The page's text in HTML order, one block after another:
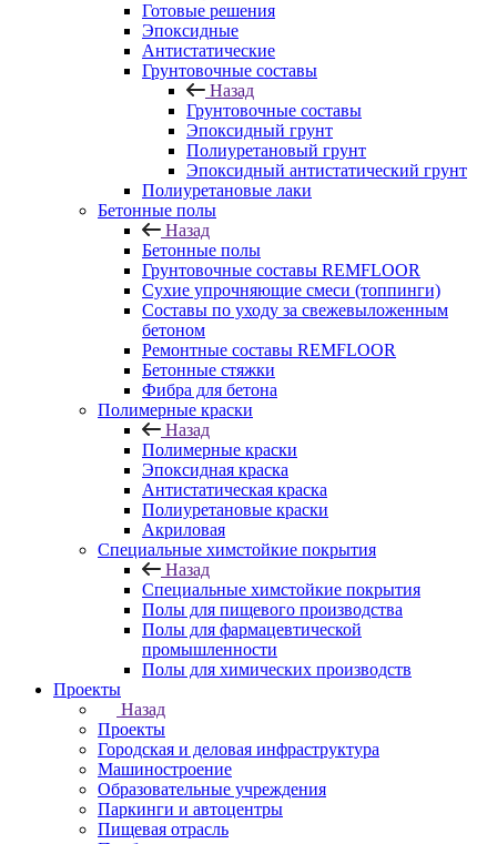
Готовые решения
Эпоксидные
Антистатические
Грунтовочные составы
Назад
Грунтовочные составы
Эпоксидный грунт
Полиуретановый грунт
Эпоксидный антистатический грунт
Полиуретановые лаки
Бетонные полы
Назад
Бетонные полы
Грунтовочные составы REMFLOOR
Сухие упрочняющие смеси (топпинги)
Составы по уходу за свежевыложенным
бетоном
Ремонтные составы REMFLOOR
Бетонные стяжки
Фибра для бетона
Полимерные краски
Назад
Полимерные краски
Эпоксидная краска
Антистатическая краска
Полиуретановые краски
Акриловая
Специальные химстойкие покрытия
Назад
Специальные химстойкие покрытия
Полы для пищевого производства
Полы для фармацевтической
промышленности
Полы для химических производств
Проекты
Назад
Проекты
Городская и деловая инфраструктура
Машиностроение
Образовательные учреждения
Паркинги и автоцентры
Пищевая отрасль